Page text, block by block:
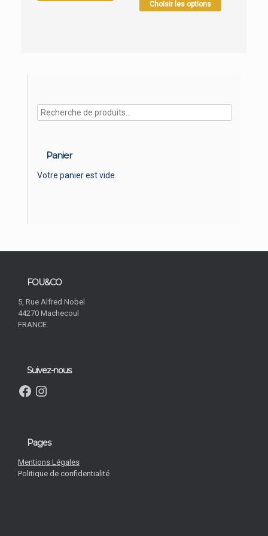
N
Choisir les options
sur
la
Panier
Votre panier est vide.
FOU&CO
5, Rue Alfred Nobel
44270 Machecoul
FRANCE
Suivez-nous
FacebookInstagram
Pages
Mentions Légales
Politique de confidentialité